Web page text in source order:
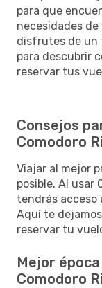
para que
necesidades de
disfrutes de un
para descubrir
reservar tus
Consejos
Comodoro
Viajar al mejor
posible. Al usar
tendrás acceso
Aquí te
reservar tu
Mejor
Comodoro